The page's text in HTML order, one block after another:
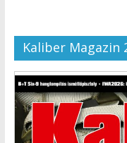
Kaliber Magazin